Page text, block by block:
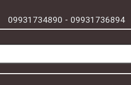
09931736894
-
09931734890